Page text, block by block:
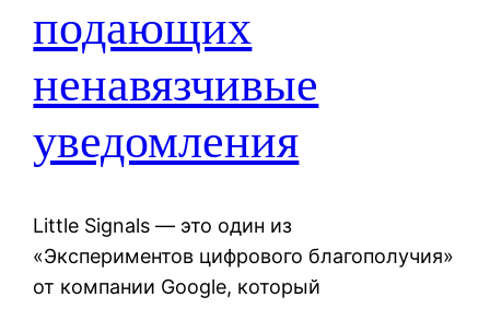
подающих
ненавязчивые
уведомления
Little Signals — это один из
«Экспериментов цифрового благополучия»
от компании Google, который